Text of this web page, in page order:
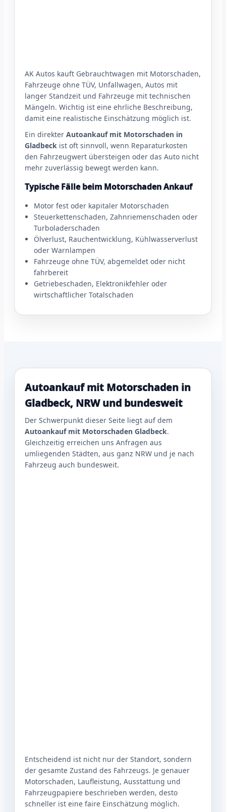
AK Autos kauft Gebrauchtwagen mit Motorschaden,
Fahrzeuge ohne TÜV, Unfallwagen, Autos mit
langer Standzeit und Fahrzeuge mit technischen
Mängeln. Wichtig ist eine ehrliche Beschreibung,
damit eine realistische Einschätzung möglich ist.
Ein direkter Autoankauf mit Motorschaden in
Gladbeck ist oft sinnvoll, wenn Reparaturkosten
den Fahrzeugwert übersteigen oder das Auto nicht
mehr zuverlässig bewegt werden kann.
Typische Fälle beim Motorschaden Ankauf
Motor fest oder kapitaler Motorschaden
Steuerkettenschaden, Zahnriemenschaden oder
Turboladerschaden
Ölverlust, Rauchentwicklung, Kühlwasserverlust
oder Warnlampen
Fahrzeuge ohne TÜV, abgemeldet oder nicht
fahrbereit
Getriebeschaden, Elektronikfehler oder
wirtschaftlicher Totalschaden
Autoankauf mit Motorschaden in
Gladbeck, NRW und bundesweit
Der Schwerpunkt dieser Seite liegt auf dem
Autoankauf mit Motorschaden Gladbeck.
Gleichzeitig erreichen uns Anfragen aus
umliegenden Städten, aus ganz NRW und je nach
Fahrzeug auch bundesweit.
Entscheidend ist nicht nur der Standort, sondern
der gesamte Zustand des Fahrzeugs. Je genauer
Motorschaden, Laufleistung, Ausstattung und
Fahrzeugpapiere beschrieben werden, desto
schneller ist eine faire Einschätzung möglich.